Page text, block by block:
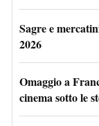
Sagre e
2026
Omaggio a
cinema sotto le